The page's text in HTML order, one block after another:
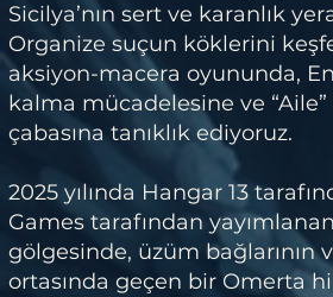
Sicilya’nın sert ve karanlık
Organize suçun köklerini
aksiyon-macera oyununda,
kalma mücadelesine ve
çabasına tanıklık ediyoruz.
2025 yılında Hangar 13
Games tarafından
gölgesinde, üzüm bağlarının
ortasında geçen bir Omerta